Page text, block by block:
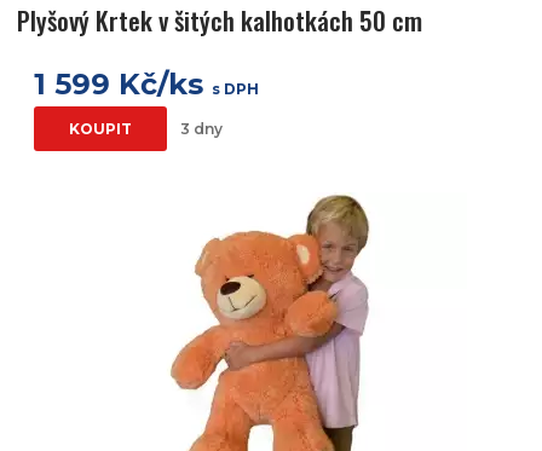
Plyšový Krtek v šitých kalhotkách 50 cm
1 599 Kč/ks s DPH
KOUPIT 3 dny